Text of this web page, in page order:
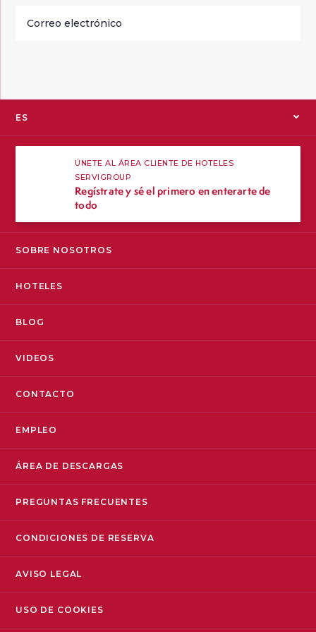
electrónico
ES
ÚNETE AL ÁREA CLIENTE DE HOTELES
SERVIGROUP
Regístrate y sé el primero en enterarte de
todo
SOBRE NOSOTROS
HOTELES
BLOG
VIDEOS
CONTACTO
EMPLEO
ÁREA DE DESCARGAS
PREGUNTAS FRECUENTES
CONDICIONES DE RESERVA
AVISO LEGAL
USO DE COOKIES